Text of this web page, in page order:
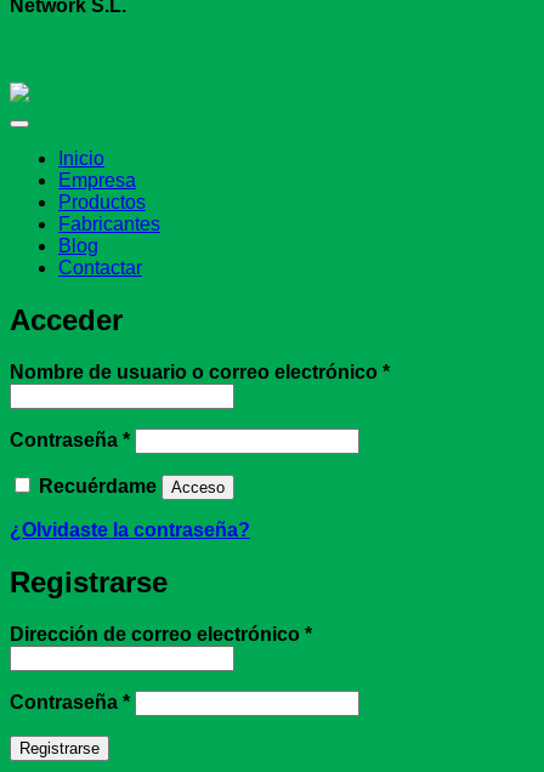
Network S.L.
Inicio
Empresa
Productos
Fabricantes
Blog
Contactar
Acceder
Nombre de usuario o correo electrónico *Obligatorio
Contraseña *Obligatorio
Recuérdame Acceso
¿Olvidaste la contraseña?
Registrarse
Dirección de correo electrónico *Obligatorio
Contraseña *Obligatorio
Registrarse